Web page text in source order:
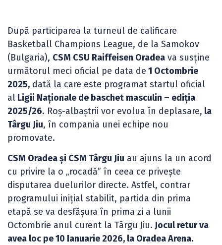
După participarea la turneul de calificare
Basketball Champions League, de la Samokov
(Bulgaria), CSM CSU Raiffeisen Oradea va susține
următorul meci oficial pe data de 1 Octombrie
2025, dată la care este programat startul oficial
al Ligii Naționale de baschet masculin – ediția
2025/26. Roș-albaștrii vor evolua în deplasare, la
Târgu Jiu, în compania unei echipe nou
promovate.
CSM Oradea și CSM Târgu Jiu au ajuns la un acord
cu privire la o „rocadă” în ceea ce privește
disputarea duelurilor directe. Astfel, contrar
programului inițial stabilit, partida din prima
etapă se va desfășura în prima zi a lunii
Octombrie anul curent la Târgu Jiu. Jocul retur va
avea loc pe 10 Ianuarie 2026, la Oradea Arena.